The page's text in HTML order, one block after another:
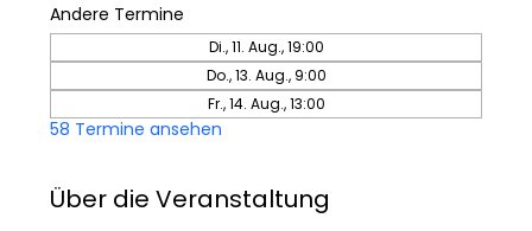
Andere Termine
Di., 11. Aug., 19:00
Do., 13. Aug., 9:00
Fr., 14. Aug., 13:00
58 Termine ansehen
Über die Veranstaltung